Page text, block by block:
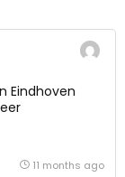
Eindhoven
11 months ago